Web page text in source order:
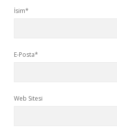
İsim*
E-Posta*
Web Sitesi